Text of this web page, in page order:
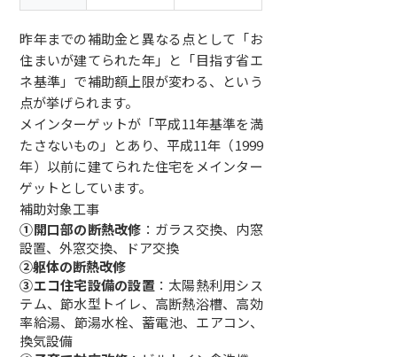
昨年までの補助金と異なる点として「お
住まいが建てられた年」と「目指す省エ
ネ基準」で補助額上限が変わる、という
点が挙げられます。
メインターゲットが「平成11年基準を満
たさないもの」とあり、平成11年（1999
年）以前に建てられた住宅をメインター
ゲットとしています。
補助対象工事
①開口部の断熱改修 ：ガラス交換、内窓
設置、外窓交換、ドア交換
②躯体の断熱改修
③エコ住宅設備の設置 ：太陽熱利用シス
テム、節水型トイレ、高断熱浴槽、高効
率給湯、節湯水栓、蓄電池、エアコン、
換気設備